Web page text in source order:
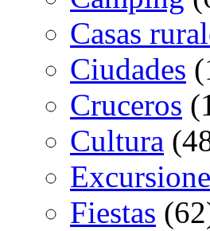
Casas
Ciudades
Cruceros
Cultura
Fiestas